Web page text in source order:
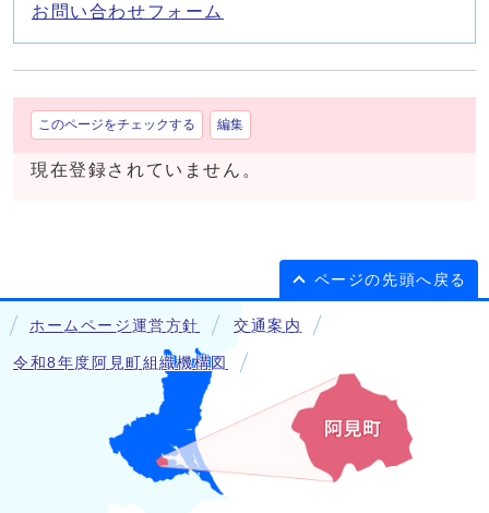
お問い合わせフォーム
このページをチェックする 編集
現在登録されていません。
ページの先頭へ戻る
ホームページ運営方針 交通案内
令和8年度阿見町組織機構図